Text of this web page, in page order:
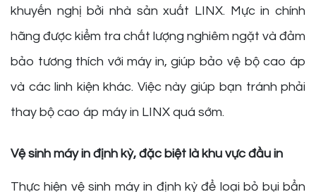
khuyến nghị bởi nhà sản xuất LINX. Mực in chính
hãng được kiểm tra chất lượng nghiêm ngặt và đảm
bảo tương thích với máy in, giúp bảo vệ bộ cao áp
và các linh kiện khác. Việc này giúp bạn tránh phải
thay bộ cao áp máy in LINX quá sớm.
Vệ sinh máy in định kỳ, đặc biệt là khu vực đầu in
Thực hiện vệ sinh máy in định kỳ để loại bỏ bụi bẩn